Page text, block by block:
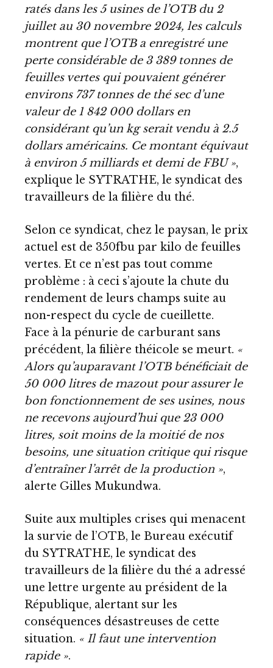
ratés dans les 5 usines de l’OTB du 2
juillet au 30 novembre 2024, les calculs
montrent que l’OTB a enregistré une
perte considérable de 3 389 tonnes de
feuilles vertes qui pouvaient générer
environs 737 tonnes de thé sec d’une
valeur de 1 842 000 dollars en
considérant qu’un kg serait vendu à 2.5
dollars américains. Ce montant équivaut
à environ 5 milliards et demi de FBU »,
explique le SYTRATHE, le syndicat des
travailleurs de la filière du thé.
Selon ce syndicat, chez le paysan, le prix
actuel est de 350fbu par kilo de feuilles
vertes. Et ce n’est pas tout comme
problème : à ceci s’ajoute la chute du
rendement de leurs champs suite au
non-respect du cycle de cueillette.
Face à la pénurie de carburant sans
précédent, la filière théicole se meurt. «
Alors qu’auparavant l’OTB bénéficiait de
50 000 litres de mazout pour assurer le
bon fonctionnement de ses usines, nous
ne recevons aujourd’hui que 23 000
litres, soit moins de la moitié de nos
besoins, une situation critique qui risque
d’entraîner l’arrêt de la production »,
alerte Gilles Mukundwa.
Suite aux multiples crises qui menacent
la survie de l’OTB, le Bureau exécutif
du SYTRATHE, le syndicat des
travailleurs de la filière du thé a adressé
une lettre urgente au président de la
République, alertant sur les
conséquences désastreuses de cette
situation. « Il faut une intervention
rapide ».